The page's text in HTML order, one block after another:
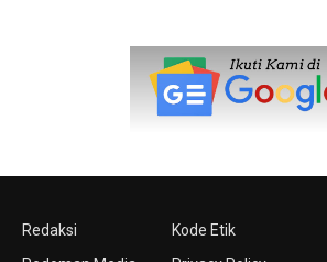
Redaksi
Kode Etik